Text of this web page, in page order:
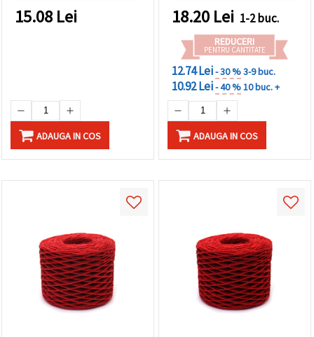
Suporturi pentru Plante și
Decorațiuni Handmade
15.08 Lei
ADAUGA IN COS
18.20 Lei 1-2 buc.
REDUCERI
PENTRU CANTITATE
12.74 Lei- 30 %3-9 buc.
10.92 Lei- 40 %10 buc. +
ADAUGA IN COS